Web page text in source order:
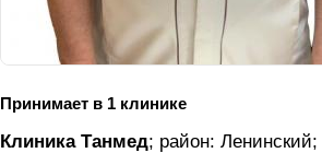
Принимает в 1 клинике
Клиника Танмед; район: Ленинский;